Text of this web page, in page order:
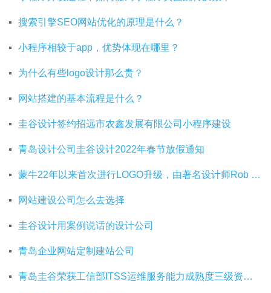
搜索引擎SEO网站优化的原理是什么？
小程序相较于app，优势体现在哪里？
为什么有些logo设计那么贵？
网站搭建的基本流程是什么？
圭谷设计签约招远市农鑫发展有限公司小程序建设
青岛设计公司圭谷设计2022年春节放假通知
蒙牛22年以来首次进行LOGO升级，由著名设计师Rob Janoff操刀
网站建设公司怎么去选择
圭谷设计用案例说话的设计公司
青岛企业网站定制建站公司
青岛圭谷荣获工信部ITSS运维服务能力成熟度三级资质证书